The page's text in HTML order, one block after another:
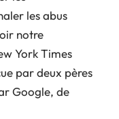
les abus
notre
York Times
par deux pères
Google, de